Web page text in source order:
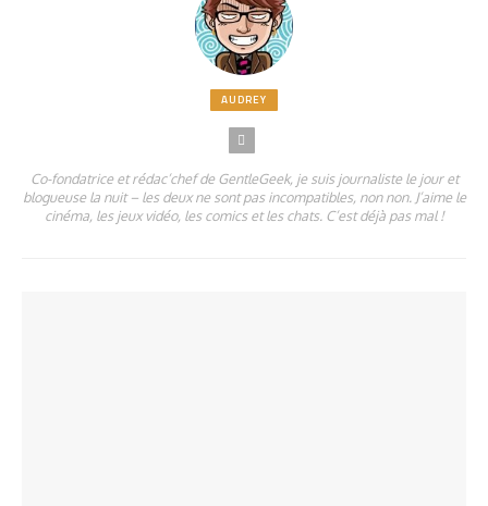
AUDREY
Co-fondatrice et rédac’chef de GentleGeek, je suis journaliste le jour et
blogueuse la nuit – les deux ne sont pas incompatibles, non non. J’aime le
cinéma, les jeux vidéo, les comics et les chats. C’est déjà pas mal !